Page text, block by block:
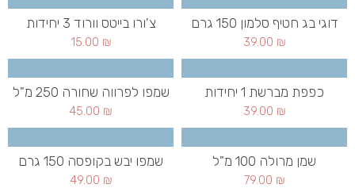
דוגי בג חטיף סלמון 150 גרם
39.00 ₪
צ'ורו בייטס וורוד 3 יחידות
15.00 ₪
כפפת מברשת 1 יחידות
39.00 ₪
שמפו לפרווה שחורה 250 מ"ל
45.00 ₪
שמן מרולה 100 מ"ל
79.00 ₪
שמפו יבש בקופסה 150 גרם
49.00 ₪